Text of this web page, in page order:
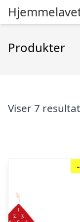
Produkter
Viser 7